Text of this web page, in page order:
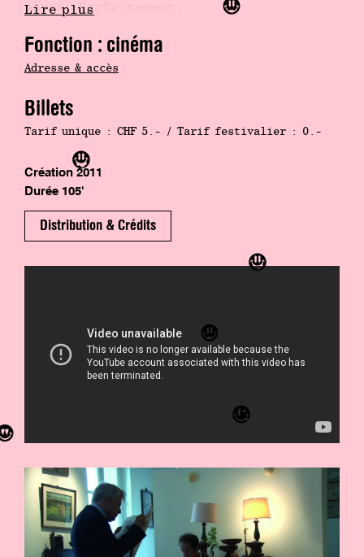
pères. Parfaitement.
A completely unique object,
grave, humanist, unsettling and self-
deprecating film that features Alain
French cinema that perfectly addresses
politics, speech and fathers.
Lire plus
Fonction : cinéma
Adresse & accès
Billets
Tarif unique : CHF 5.- / Tarif festivalier : 0.-
Création 2011
Durée 105'
Distribution & Crédits